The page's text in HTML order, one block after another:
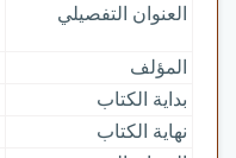
العنوان التفصيلي
المؤلف
بداية الكتاب
نهاية الكتاب